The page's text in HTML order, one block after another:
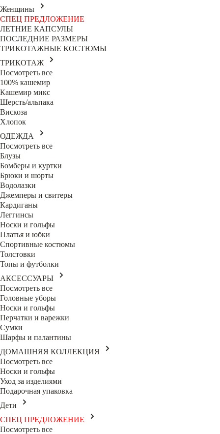
Женщины
СПЕЦ ПРЕДЛОЖЕНИЕ
ЛЕТНИЕ КАПСУЛЫ
ПОСЛЕДНИЕ РАЗМЕРЫ
ТРИКОТАЖНЫЕ КОСТЮМЫ
ТРИКОТАЖ
Посмотреть все
100% кашемир
Кашемир микс
Шерсть/альпака
Вискоза
Хлопок
ОДЕЖДА
Посмотреть все
Блузы
Бомберы и куртки
Брюки и шорты
Водолазки
Джемперы и свитеры
Кардиганы
Леггинсы
Носки и гольфы
Платья и юбки
Спортивные костюмы
Толстовки
Топы и футболки
АКСЕССУАРЫ
Посмотреть все
Головные уборы
Носки и гольфы
Перчатки и варежки
Сумки
Шарфы и палантины
ДОМАШНЯЯ КОЛЛЕКЦИЯ
Посмотреть все
Носки и гольфы
Уход за изделиями
Подарочная упаковка
Дети
СПЕЦ ПРЕДЛОЖЕНИЕ
Посмотреть все